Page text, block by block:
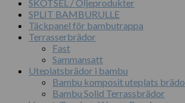
SKÖTSEL / Oljeprodukter
SPLIT BAMBURULLE
Täckpanel för bambutrappa
Terrasserbrädor
Fast
Sammansatt
Uteplatsbrädor i bambu
Bambu komposit uteplats
Bambu Solid Terrassbrädor